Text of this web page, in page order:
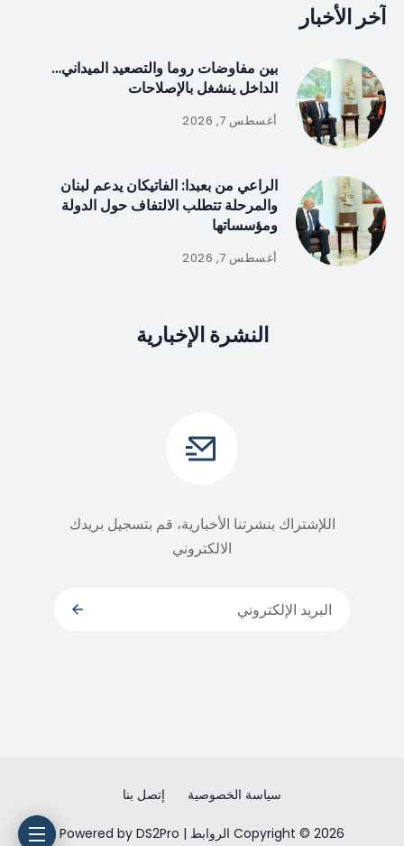
آخر الأخبار
بين مفاوضات روما والتصعيد الميداني…
الداخل ينشغل بالإصلاحات
أغسطس 7, 2026
الراعي من بعبدا: الفاتيكان يدعم لبنان
والمرحلة تتطلب الالتفاف حول الدولة
ومؤسساتها
أغسطس 7, 2026
النشرة الإخبارية
اللإشتراك بنشرتنا الأخبارية، قم بتسجيل بريدك
الالكتروني
سياسة الخصوصية إتصل بنا
Copyright © 2026 الروابط | Powered by DS2Pro